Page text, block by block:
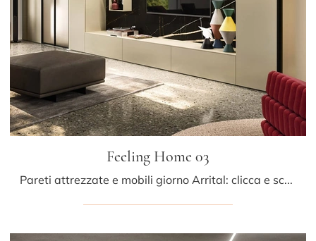
Feeling Home 03
Pareti attrezzate e mobili giorno Arrital: clicca e scopri il modello Feeling Home 03 e potrai arricchire stanze moderne di ogni tipo.